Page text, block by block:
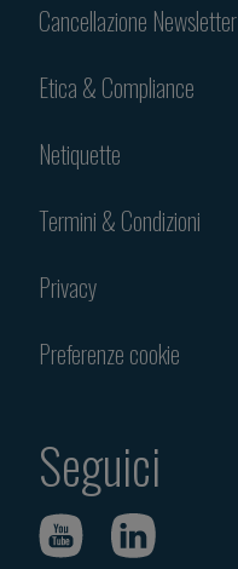
Cancellazione Newsletter
Etica & Compliance
Netiquette
Termini & Condizioni
Privacy
Preferenze cookie
Seguici